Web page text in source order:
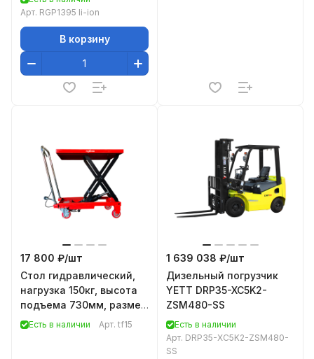
Арт. RGP1395 li-ion
В корзину
17 800 ₽/шт
Стол гидравлический,
нагрузка 150кг, высота
подъема 730мм, размер
платформы 700х450мм,
Есть в наличии Арт. tf15
1 639 038 ₽/шт
Дизельный погрузчик
YETT DRP35-XC5K2-
ZSM480-SS
Есть в наличии
Арт. DRP35-XC5K2-ZSM480-
SS